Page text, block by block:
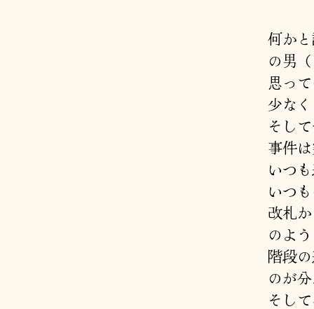
何か
の男
思っ
少な
そし
事件
いつ
いつ
改札
のよ
階段
のが
そし